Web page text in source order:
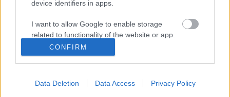
device identifiers in apps.
I want to allow Google to enable storage
related to functionality of the website or app.
I want to allow Google to enable storage
related to personalization.
I want to allow Google to enable storage
CONFIRM
Data Deletion Data Access Privacy Policy
Telefonkártyák - Őfelsége börtönei
(x)
2008. január 23.
Az emberi társadalomban a Tízparancsolat, illetve
Hammurabi óta léteznek intézményesített tiltások és